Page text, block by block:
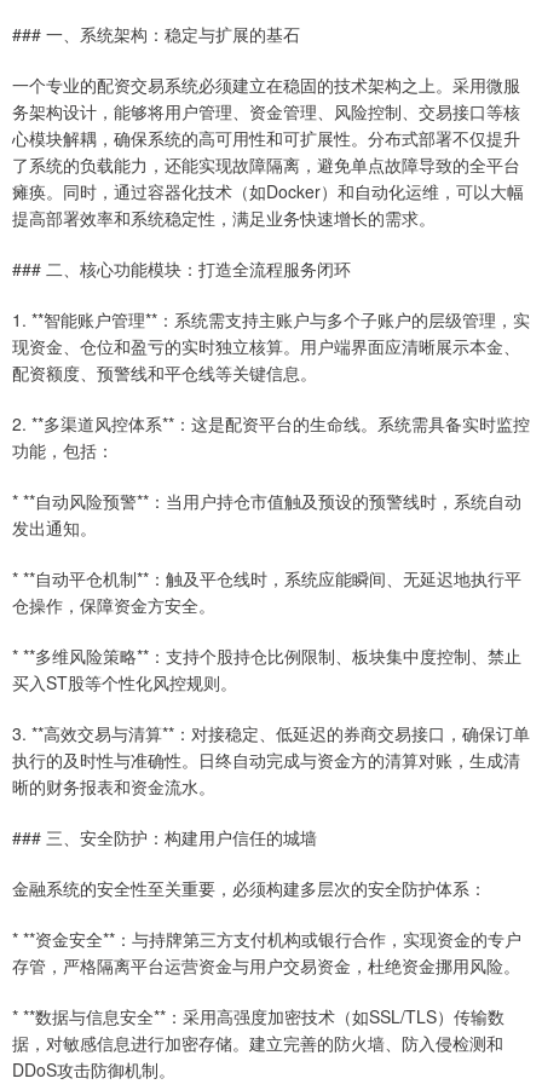
### 一、系统架构：稳定与扩展的基石
一个专业的配资交易系统必须建立在稳固的技术架构之上。采用微服
务架构设计，能够将用户管理、资金管理、风险控制、交易接口等核
心模块解耦，确保系统的高可用性和可扩展性。分布式部署不仅提升
了系统的负载能力，还能实现故障隔离，避免单点故障导致的全平台
瘫痪。同时，通过容器化技术（如Docker）和自动化运维，可以大幅
提高部署效率和系统稳定性，满足业务快速增长的需求。
### 二、核心功能模块：打造全流程服务闭环
1. **智能账户管理**：系统需支持主账户与多个子账户的层级管理，实
现资金、仓位和盈亏的实时独立核算。用户端界面应清晰展示本金、
配资额度、预警线和平仓线等关键信息。
2. **多渠道风控体系**：这是配资平台的生命线。系统需具备实时监控
功能，包括：
* **自动风险预警**：当用户持仓市值触及预设的预警线时，系统自动
发出通知。
* **自动平仓机制**：触及平仓线时，系统应能瞬间、无延迟地执行平
仓操作，保障资金方安全。
* **多维风险策略**：支持个股持仓比例限制、板块集中度控制、禁止
买入ST股等个性化风控规则。
3. **高效交易与清算**：对接稳定、低延迟的券商交易接口，确保订单
执行的及时性与准确性。日终自动完成与资金方的清算对账，生成清
晰的财务报表和资金流水。
### 三、安全防护：构建用户信任的城墙
金融系统的安全性至关重要，必须构建多层次的安全防护体系：
* **资金安全**：与持牌第三方支付机构或银行合作，实现资金的专户
存管，严格隔离平台运营资金与用户交易资金，杜绝资金挪用风险。
* **数据与信息安全**：采用高强度加密技术（如SSL/TLS）传输数
据，对敏感信息进行加密存储。建立完善的防火墙、防入侵检测和
DDoS攻击防御机制。